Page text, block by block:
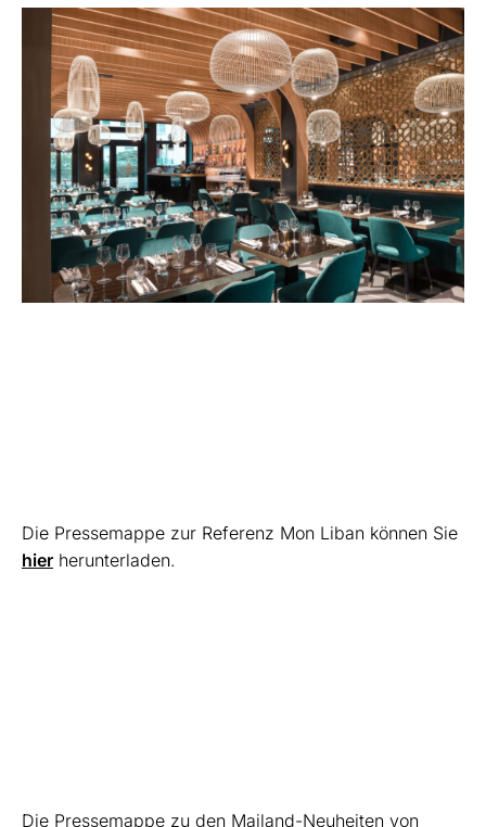
Die Pressemappe zur Referenz Mon Liban können Sie
hier herunterladen.
Die Pressemappe zu den Mailand-Neuheiten von